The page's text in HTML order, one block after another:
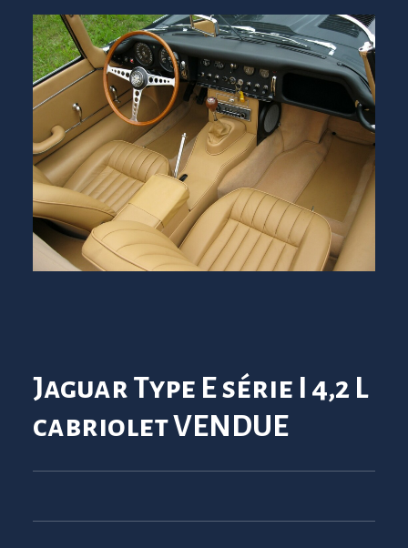
Jaguar Type E série I 4,2 L
cabriolet VENDUE